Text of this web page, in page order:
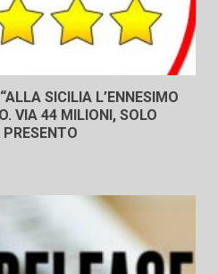
SICILIA L’ENNESIMO
VIA 44 MILIONI, SOLO